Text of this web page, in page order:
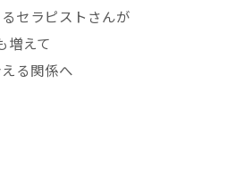
セラピストさんが
増えて
る関係へ